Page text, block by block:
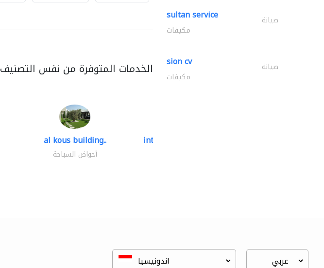
الخدمات المتوفرة من نفس التصنيف
al kous building..
أحواض السباحة
international pools est.
sultan service صيانة
مكيفات
sion cv صيانة
مكيفات